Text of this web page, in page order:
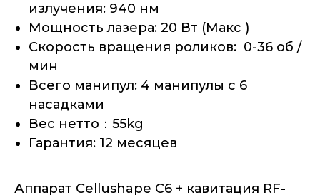
излучения: 940 нм
Мощность лазера: 20 Вт (Макс )
Скорость вращения роликов: 0-36 об /
мин
Всего манипул: 4 манипулы с 6
насадками
Вес нетто：55kg
Гарантия: 12 месяцев
Аппарат Cellushape C6 + кавитация RF-